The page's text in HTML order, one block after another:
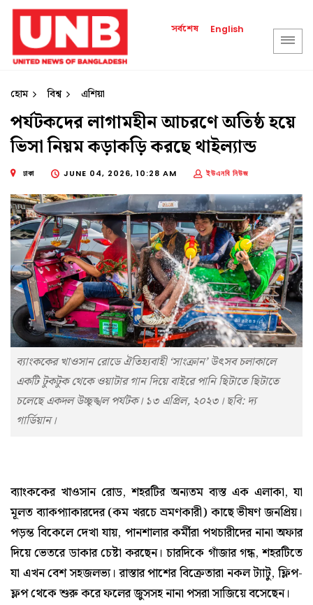
সর্বশেষ English
হোম বিশ্ব এশিয়া
পর্যটকদের লাগামহীন আচরণে অতিষ্ঠ হয়ে
ভিসা নিয়ম কড়াকড়ি করছে থাইল্যান্ড
ঢাকা JUNE 04, 2026, 10:28 AM ইউএনবি নিউজ
ব্যাংককের খাওসান রোডে ঐতিহ্যবাহী ‘সাংক্রান’ উৎসব চলাকালে
একটি টুকটুক থেকে ওয়াটার গান দিয়ে বাইরে পানি ছিটাতে ছিটাতে
চলেছে একদল উচ্ছৃঙ্খল পর্যটক। ১৩ এপ্রিল, ২০২৩। ছবি: দ্য
গার্ডিয়ান।
ব্যাংককের খাওসান রোড, শহরটির অন্যতম ব্যস্ত এক এলাকা, যা
মূলত ব্যাকপ্যাকারদের (কম খরচে ভ্রমণকারী) কাছে ভীষণ জনপ্রিয়।
পড়ন্ত বিকেলে দেখা যায়, পানশালার কর্মীরা পথচারীদের নানা অফার
দিয়ে ভেতরে ডাকার চেষ্টা করছেন। চারদিকে গাঁজার গন্ধ, শহরটিতে
যা এখন বেশ সহজলভ্য। রাস্তার পাশের বিক্রেতারা নকল ট্যাটু, ফ্লিপ-
ফ্লপ থেকে শুরু করে ফলের জুসসহ নানা পসরা সাজিয়ে বসেছেন।